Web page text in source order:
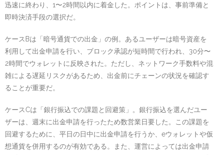
迅速に終わり、1〜2時間以内に着金した。ポイントは、事前準備と
即時決済手段の選択だ。
ケースBは「暗号通貨での出金」の例。あるユーザーは暗号資産を
利用して出金申請を行い、ブロック承認が短時間で行われ、30分〜
2時間でウォレットに反映された。ただし、ネットワーク手数料や混
雑による遅延リスクがあるため、出金前にチェーンの状況を確認す
ることが重要だ。
ケースCは「銀行振込での課題と回避策」。銀行振込を選んだユー
ザーは、週末に出金申請を行ったため数営業日要した。この課題を
回避するために、平日の日中に出金申請を行うか、eウォレットや仮
想通貨を併用するのが有効である。また、運営によっては出金申請